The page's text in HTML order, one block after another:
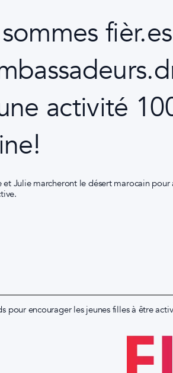
activité
et Julie marcheront le désert marocain pour
pour encourager les jeunes filles à être